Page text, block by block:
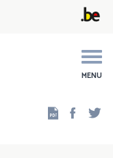
MENU